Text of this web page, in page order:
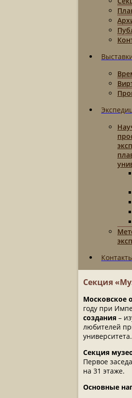
Секция
Московское
году при
создания –
любителей
университета.
Секция
Первое
на 31 этаже.
Основные